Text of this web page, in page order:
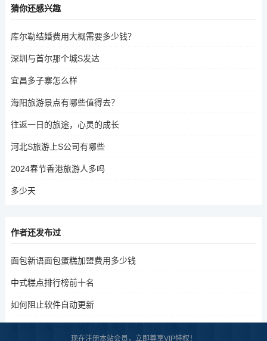
猜你还感兴趣
库尔勒结婚费用大概需要多少钱？
深圳与首尔那个城S发达
宜昌多子寨怎么样
海阳旅游景点有哪些值得去？
往返一日的旅途，心灵的成长
河北S旅游上S公司有哪些
2024春节香港旅游人多吗
多少天
作者还发布过
面包新语面包蛋糕加盟费用多少钱
中式糕点排行榜前十名
如何阻止软件自动更新
现在注册本站会员，立即尊享VIP特权！